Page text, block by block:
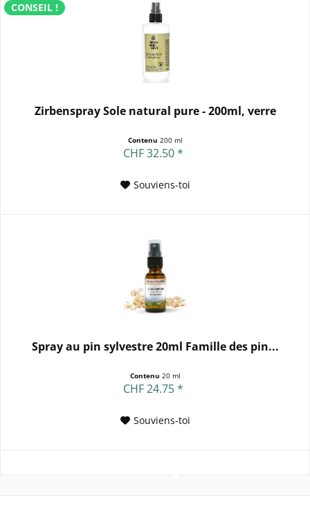
CONSEIL !
Zirbenspray Sole natural pure - 200ml, verre
Contenu 200 ml
CHF 32.50 *
Souviens-toi
Spray au pin sylvestre 20ml Famille des pin...
Contenu 20 ml
CHF 24.75 *
Souviens-toi